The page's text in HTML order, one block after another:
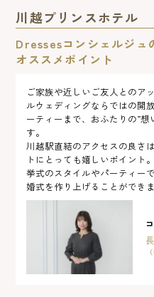
川越プリンスホテル
Dressesコンシェルジュ
オススメポイント
ご家族や近しいご友人とのア
ルウェディングならではの開
ーティーまで、おふたりの”
す。
川越駅直結のアクセスの良さ
トにとっても嬉しいポイント。
挙式のスタイルやパーティー
婚式を作り上げることができま